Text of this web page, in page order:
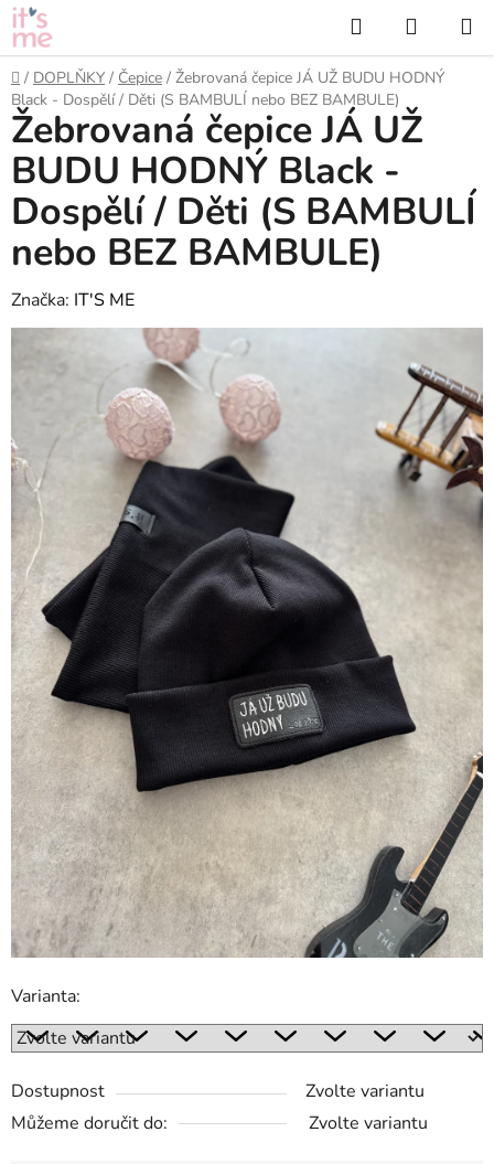
Přejít
na
obsah
Hledat
KOŠÍK
Domů
/ DOPLŇKY / Čepice / Žebrovaná čepice JÁ UŽ BUDU HODNÝ
Black - Dospělí / Děti (S BAMBULÍ nebo BEZ BAMBULE)
Varianta:
Dostupnost
Zvolte variantu
Můžeme doručit do:
Zvolte variantu
Žebrovaná čepice JÁ UŽ
BUDU HODNÝ Black -
Dospělí / Děti (S BAMBULÍ
nebo BEZ BAMBULE)
Značka: IT'S ME